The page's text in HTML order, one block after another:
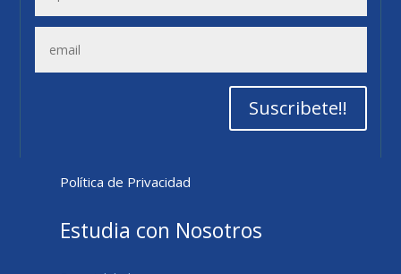
Suscribete!!
Política de Privacidad
Estudia con Nosotros